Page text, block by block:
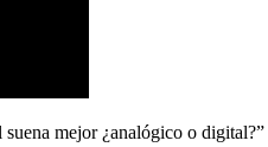
mejor ¿analógico o digital?”